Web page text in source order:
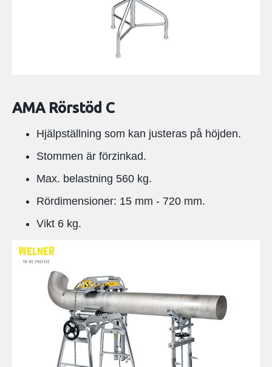
AMA Rörstöd C
Hjälpställning som kan justeras på höjden.
Stommen är förzinkad.
Max. belastning 560 kg.
Rördimensioner: 15 mm - 720 mm.
Vikt 6 kg.